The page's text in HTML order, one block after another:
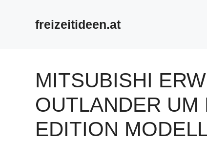
freizeitideen.at
MITSUBISHI
OUTLANDER
EDITION